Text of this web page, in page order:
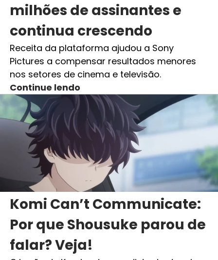
milhões de assinantes e
continua crescendo
Receita da plataforma ajudou a Sony
Pictures a compensar resultados menores
nos setores de cinema e televisão.
Continue lendo
Komi Can’t Communicate:
Por que Shousuke parou de
falar? Veja!